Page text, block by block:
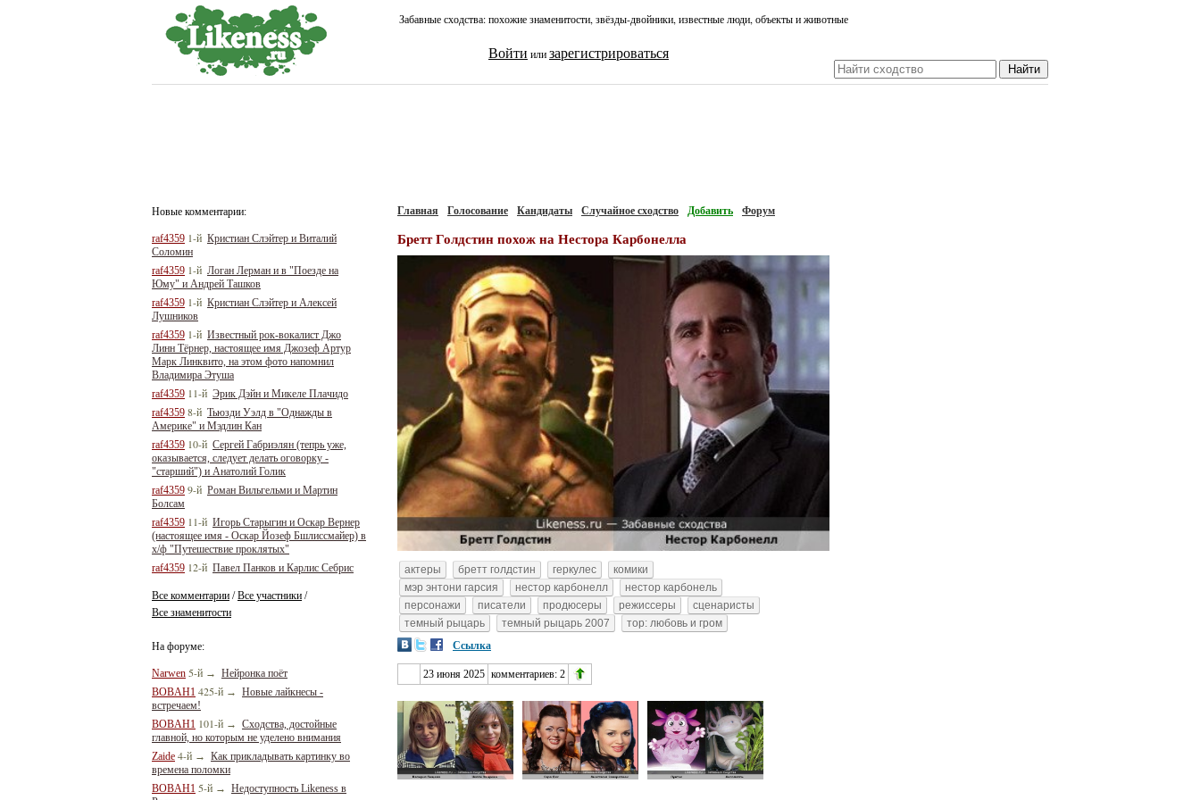
Забавные сходства: похожие знаменитости, звёзды-двойники, известные люди, объекты и животные
Войти или зарегистрироваться
Новые комментарии:
raf4359 1-й Кристиан Слэйтер и Виталий
Соломин
raf4359 1-й Логан Лерман и в "Поезде на
Юму" и Андрей Ташков
raf4359 1-й Кристиан Слэйтер и Алексей
Лушников
raf4359 1-й Известный рок-вокалист Джо
Линн Тёрнер, настоящее имя Джозеф Артур
Марк Линквито, на этом фото напомнил
Владимира Этуша
raf4359 11-й Эрик Дэйн и Микеле Плачидо
raf4359 8-й Тьюзди Уэлд в "Однажды в
Америке" и Мэдлин Кан
raf4359 10-й Сергей Габриэлян (тепрь уже,
оказывается, следует делать оговорку -
"старший") и Анатолий Голик
raf4359 9-й Роман Вильгельми и Мартин
Болсам
raf4359 11-й Игорь Старыгин и Оскар Вернер
(настоящее имя - Оскар Йозеф Бшлиссмайер) в
х/ф "Путешествие проклятых"
raf4359 12-й Павел Панков и Карлис Себрис
Все комментарии /Все участники /
Все знаменитости
На форуме:
Narwen 5-й → Нейронка поёт
BOBAH1 425-й → Новые лайкнесы -
встречаем!
BOBAH1 101-й → Сходства, достойные
главной, но которым не уделено внимания
Zaide 4-й → Как прикладывать картинку во
времена поломки
BOBAH1 5-й → Недоступность Likeness в
Главная Голосование Кандидаты Случайное сходство Добавить Форум
Бретт Голдстин похож на Нестора Карбонелла
актеры бретт голдстин геркулес
комики
мэр энтони гарсия
нестор карбонелл
нестор карбонель
персонажи
писатели продюсеры режиссеры
сценаристы
темный рыцарь
темный рыцарь 2007
тор: любовь и гром
Ссылка
23 июня 2025 комментариев: 2